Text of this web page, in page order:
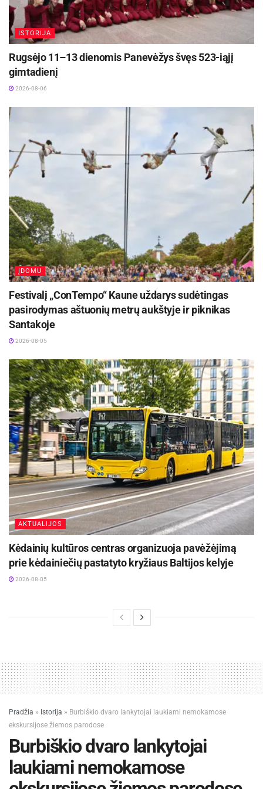
ISTORIJA
Rugsėjo 11–13 dienomis Panevėžys švęs 523-iąjį
gimtadienį
2026-08-06
ĮDOMU
Festivalį „ConTempo“ Kaune uždarys sudėtingas
pasirodymas aštuonių metrų aukštyje ir piknikas
Santakoje
2026-08-05
AKTUALIJOS
Kėdainių kultūros centras organizuoja pavėžėjimą
prie kėdainiečių pastatyto kryžiaus Baltijos kelyje
2026-08-05
Pradžia » Istorija » Burbiškio dvaro lankytojai laukiami nemokamose
ekskursijose žiemos parodose
Burbiškio dvaro lankytojai
laukiami nemokamose